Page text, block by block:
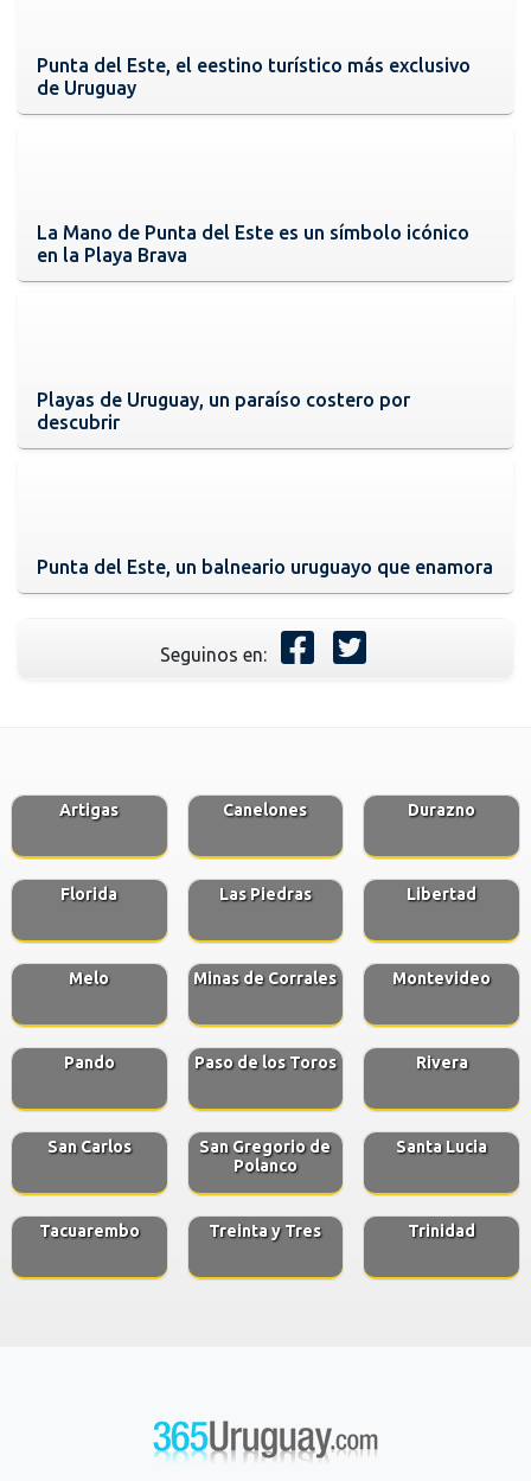
Punta del Este, el eestino turístico más exclusivo
de Uruguay
La Mano de Punta del Este es un símbolo icónico
en la Playa Brava
Playas de Uruguay, un paraíso costero por
descubrir
Punta del Este, un balneario uruguayo que enamora
Seguinos en:
Artigas Canelones Durazno
Florida Las Piedras Libertad
Melo Minas de Corrales Montevideo
Pando Paso de los Toros Rivera
San Carlos
San Gregorio de
Polanco
Santa Lucia
Tacuarembo Treinta y Tres Trinidad